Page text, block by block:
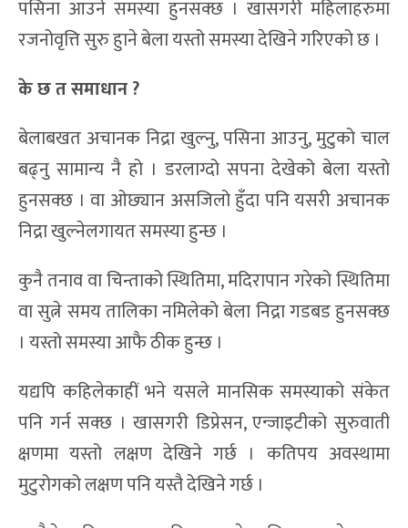
पसिना आउने समस्या हुनसक्छ । खासगरी महिलाहरुमा
रजनोवृत्ति सुरु हुाने बेला यस्तो समस्या देखिने गरिएको छ ।
के छ त समाधान ?
बेलाबखत अचानक निद्रा खुल्नु, पसिना आउनु, मुटुको चाल
बढ्नु सामान्य नै हो । डरलाग्दो सपना देखेको बेला यस्तो
हुनसक्छ । वा ओछ्यान असजिलो हुँदा पनि यसरी अचानक
निद्रा खुल्नेलगायत समस्या हुन्छ ।
कुनै तनाव वा चिन्ताको स्थितिमा, मदिरापान गरेको स्थितिमा
वा सुत्ने समय तालिका नमिलेको बेला निद्रा गडबड हुनसक्छ
। यस्तो समस्या आफै ठीक हुन्छ ।
यद्यपि कहिलेकाहीं भने यसले मानसिक समस्याको संकेत
पनि गर्न सक्छ । खासगरी डिप्रेसन, एन्जाइटीको सुरुवाती
क्षणमा यस्तो लक्षण देखिने गर्छ । कतिपय अवस्थामा
मुटुरोगको लक्षण पनि यस्तै देखिने गर्छ ।